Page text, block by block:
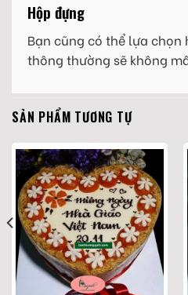
Hộp đựng
Bạn cũng có thể lựa chọn
thông thường sẽ không
SẢN PHẨM TƯƠNG TỰ